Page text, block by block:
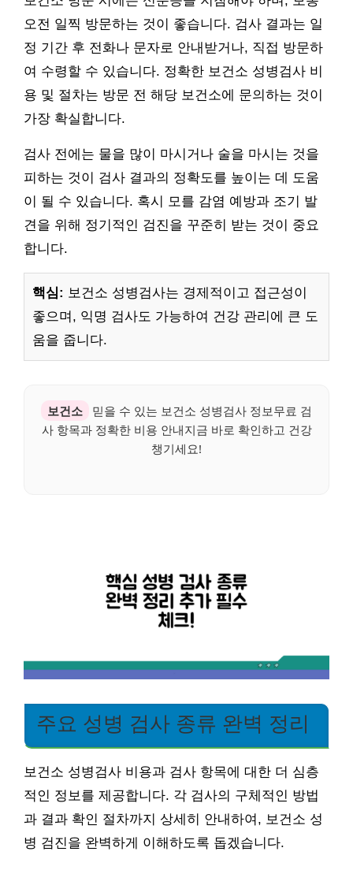
오전 일찍 방문하는 것이 좋습니다. 검사 결과는 일
정 기간 후 전화나 문자로 안내받거나, 직접 방문하
여 수령할 수 있습니다. 정확한 보건소 성병검사 비
용 및 절차는 방문 전 해당 보건소에 문의하는 것이
가장 확실합니다.
검사 전에는 물을 많이 마시거나 술을 마시는 것을
피하는 것이 검사 결과의 정확도를 높이는 데 도움
이 될 수 있습니다. 혹시 모를 감염 예방과 조기 발
견을 위해 정기적인 검진을 꾸준히 받는 것이 중요
합니다.
핵심: 보건소 성병검사는 경제적이고 접근성이
좋으며, 익명 검사도 가능하여 건강 관리에 큰 도
움을 줍니다.
보건소
믿을 수 있는 보건소 성병검사 정보무료 검
사 항목과 정확한 비용 안내지금 바로 확인하고 건강
챙기세요!
주요 성병 검사 종류 완벽 정리
보건소 성병검사 비용과 검사 항목에 대한 더 심층
적인 정보를 제공합니다. 각 검사의 구체적인 방법
과 결과 확인 절차까지 상세히 안내하여, 보건소 성
병 검진을 완벽하게 이해하도록 돕겠습니다.